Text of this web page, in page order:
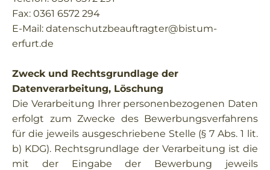
Fax: 0361 6572 294
E-Mail: datenschutzbeauftragter@bistum-
erfurt.de
Zweck und Rechtsgrundlage der
Datenverarbeitung, Löschung
Die Verarbeitung Ihrer personenbezogenen Daten
erfolgt zum Zwecke des Bewerbungsverfahrens
für die jeweils ausgeschriebene Stelle (§ 7 Abs. 1 lit.
b) KDG). Rechtsgrundlage der Verarbeitung ist die
mit der Eingabe der Bewerbung jeweils